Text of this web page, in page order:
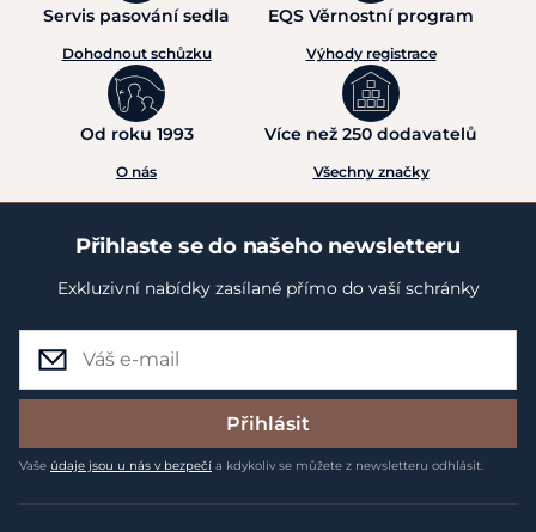
Servis pasování sedla
Dohodnout schůzku
EQS Věrnostní program
Výhody registrace
Od roku 1993
O nás
Více než 250 dodavatelů
Všechny značky
Přihlaste se do našeho newsletteru
Exkluzivní nabídky zasílané přímo do vaší schránky
Přihlásit
Vaše údaje jsou u nás v bezpečí a kdykoliv se můžete z newsletteru odhlásit.